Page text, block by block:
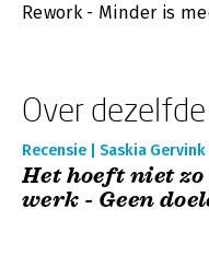
Rework - Minder is
Over
Recensie | Saskia Gervink
Het hoeft niet
werk - Geen